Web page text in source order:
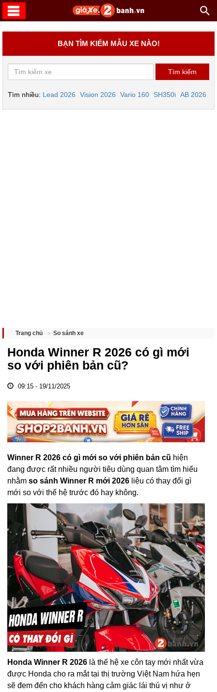
BẠN TÌM KIẾM MẪU XE NÀO!
Tìm nhiều: Lead 2026 Vision 2026 Vario 160 SH350i AB 2026
Trang chủ So sánh xe
Honda Winner R 2026 có gì mới
so với phiên bản cũ?
09:15 - 19/11/2025
Winner R 2026 có gì mới so với phiên bản cũ hiện
đang được rất nhiều người tiêu dùng quan tâm tìm hiểu
nhằm so sánh Winner R mới 2026 liệu có thay đổi gì
mới so với thế hệ trước đó hay không.
Honda Winner R 2026 là thế hệ xe côn tay mới nhất vừa
được Honda cho ra mắt tại thị trường Việt Nam hứa hẹn
sẽ đem đến cho khách hàng cảm giác lái thú vị như ở